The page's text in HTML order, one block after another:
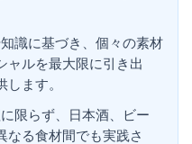
識に基づき、個々の素材
ャルを最大限に引き出
ます。
限らず、日本酒、ビー
なる食材間でも実践さ